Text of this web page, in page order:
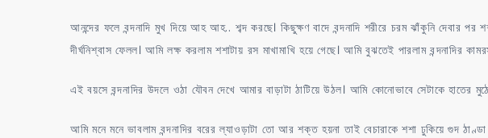
আনন্দের ফলে বন্দনাদি মুখ দিয়ে আহ আহ.. শব্দ করছে। কিছুক্ষণ বাদে বন্দনাদি শরীরে চরম ঝাঁকুনি দেবার
দীর্ঘনিশ্বাস ফেলল। আমি লক্ষ করলাম শশাটায় রস মাখামাখি হয়ে গেছে। আমি বুঝতেই পারলাম বন্দনাদির
এই বয়সে বন্দনাদির উদলে ওঠা যৌবন দেখে আমার বাড়াটা ঠাটিয়ে উঠল। আমি কোনোভাবে সেটাকে হাতের
আমি মনে মনে ভাবলাম বন্দনাদির বরের ল্যাওড়াটা তো আর শক্ত হয়না তাই বেচারাকে শশা ঢুকিয়ে গুদ